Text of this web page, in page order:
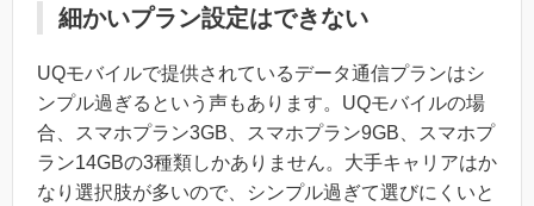
細かいプラン設定はできない
UQモバイルで提供されているデータ通信プランはシ
ンプル過ぎるという声もあります。UQモバイルの場
合、スマホプラン3GB、スマホプラン9GB、スマホプ
ラン14GBの3種類しかありません。大手キャリアはか
なり選択肢が多いので、シンプル過ぎて選びにくいと